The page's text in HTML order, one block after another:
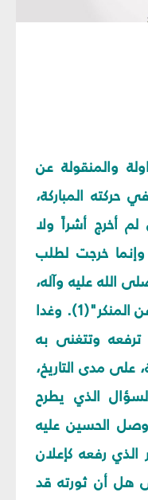
والمنقولة عن
حركته المباركة،
أخرج أشراً ولا
خرجت لطلب
الله عليه وآله،
أريد أن آمر بالمعروف وأنهى عن المنكر"(1). وغدا
وتتغنى به
على مدى التاريخ،
الذي يطرح
الحسين عليه
الذي رفعه كإعلان
هل أن ثورته قد